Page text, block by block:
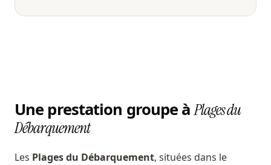
Une prestation groupe àPlages du
Débarquement
Les Plages du Débarquement, situées dans le